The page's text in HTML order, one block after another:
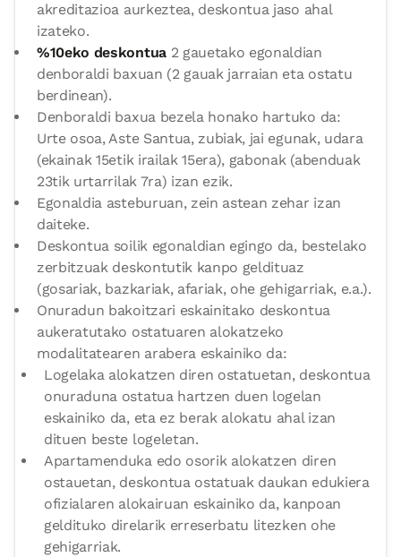
akreditazioa aurkeztea, deskontua jaso ahal
izateko.
%10eko deskontua2 gauetako egonaldian
denboraldi baxuan (2 gauak jarraian eta ostatu
berdinean).
Denboraldi baxua bezela honako hartuko da:
Urte osoa, Aste Santua, zubiak, jai egunak, udara
(ekainak 15etik irailak 15era), gabonak (abenduak
23tik urtarrilak 7ra) izan ezik.
Egonaldia asteburuan, zein astean zehar izan
daiteke.
Deskontua soilik egonaldian egingo da, bestelako
zerbitzuak deskontutik kanpo geldituaz
(gosariak, bazkariak, afariak, ohe gehigarriak, e.a.).
Onuradun bakoitzari eskainitako deskontua
aukeratutako ostatuaren alokatzeko
modalitatearen arabera eskainiko da:
Logelaka alokatzen diren ostatuetan, deskontua
onuraduna ostatua hartzen duen logelan
eskainiko da, eta ez berak alokatu ahal izan
dituen beste logeletan.
Apartamenduka edo osorik alokatzen diren
ostauetan, deskontua ostatuak daukan edukiera
ofizialaren alokairuan eskainiko da, kanpoan
geldituko direlarik erreserbatu litezken ohe
gehigarriak.